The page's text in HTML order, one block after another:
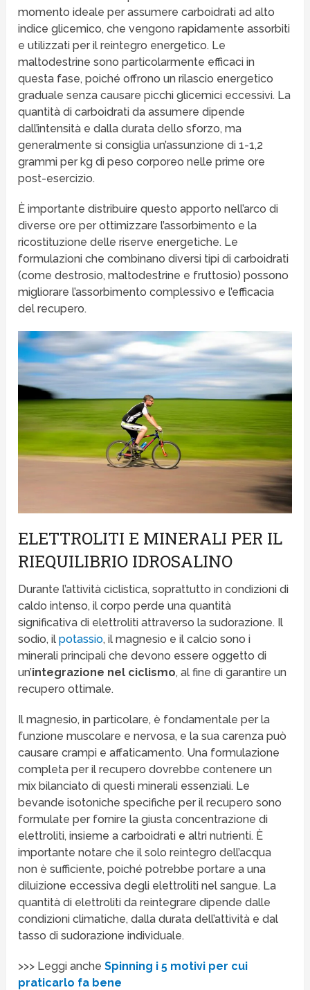
momento ideale per assumere carboidrati ad alto
indice glicemico, che vengono rapidamente assorbiti
e utilizzati per il reintegro energetico. Le
maltodestrine sono particolarmente efficaci in
questa fase, poiché offrono un rilascio energetico
graduale senza causare picchi glicemici eccessivi. La
quantità di carboidrati da assumere dipende
dall’intensità e dalla durata dello sforzo, ma
generalmente si consiglia un’assunzione di 1-1,2
grammi per kg di peso corporeo nelle prime ore
post-esercizio.
È importante distribuire questo apporto nell’arco di
diverse ore per ottimizzare l’assorbimento e la
ricostituzione delle riserve energetiche. Le
formulazioni che combinano diversi tipi di carboidrati
(come destrosio, maltodestrine e fruttosio) possono
migliorare l’assorbimento complessivo e l’efficacia
del recupero.
ELETTROLITI E MINERALI PER IL
RIEQUILIBRIO IDROSALINO
Durante l’attività ciclistica, soprattutto in condizioni di
caldo intenso, il corpo perde una quantità
significativa di elettroliti attraverso la sudorazione. Il
sodio, ilpotassio, il magnesio e il calcio sono i
minerali principali che devono essere oggetto di
un’integrazione nel ciclismo, al fine di garantire un
recupero ottimale.
Il magnesio, in particolare, è fondamentale per la
funzione muscolare e nervosa, e la sua carenza può
causare crampi e affaticamento. Una formulazione
completa per il recupero dovrebbe contenere un
mix bilanciato di questi minerali essenziali. Le
bevande isotoniche specifiche per il recupero sono
formulate per fornire la giusta concentrazione di
elettroliti, insieme a carboidrati e altri nutrienti. È
importante notare che il solo reintegro dell’acqua
non è sufficiente, poiché potrebbe portare a una
diluizione eccessiva degli elettroliti nel sangue. La
quantità di elettroliti da reintegrare dipende dalle
condizioni climatiche, dalla durata dell’attività e dal
tasso di sudorazione individuale.
>>> Leggi ancheSpinning i 5 motivi per cui
praticarlo fa bene